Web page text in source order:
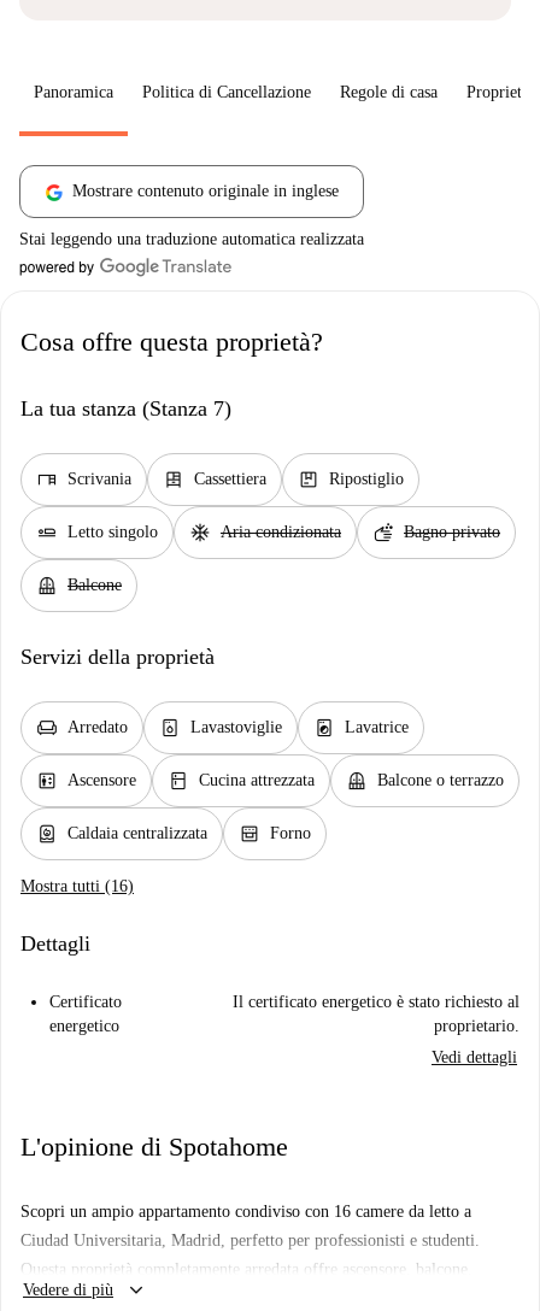
Panoramica Politica di Cancellazione Regole di casa
Mostrare contenuto originale in inglese
Stai leggendo una traduzione automatica realizzata
Cosa offre questa proprietà?
La tua stanza (Stanza 7)
desk Scrivania dresser Cassettiera package Ripostiglio
airline_seat_flat Letto singolo ac_unit Aria condizionata soap Bagno privato
balcony Balcone
Servizi della proprietà
chair Arredato dishwasher_gen Lavastoviglie local_laundry_service Lavatrice
elevator Ascensore kitchen Cucina attrezzata balcony Balcone o terrazzo
water_heater Caldaia centralizzata oven_gen Forno
Mostra tutti (16)
Dettagli
Certificato
energetico
Il certificato energetico è stato richiesto al
proprietario.
Vedi dettagli
L'opinione di Spotahome
Scopri un ampio appartamento condiviso con 16 camere da letto a
Ciudad Universitaria, Madrid, perfetto per professionisti e studenti.
Questa proprietà completamente arredata offre ascensore, balcone,
lavatrice privata, lavastoviglie e una cucina completamente attrezzata per
Vedere di più keyboard_arrow_down